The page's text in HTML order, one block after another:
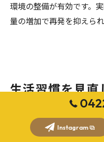
環境の整備が有効です。
量の増加で再発を抑えら
生活習慣を見直
猫下部尿路疾患の再発
Instagram